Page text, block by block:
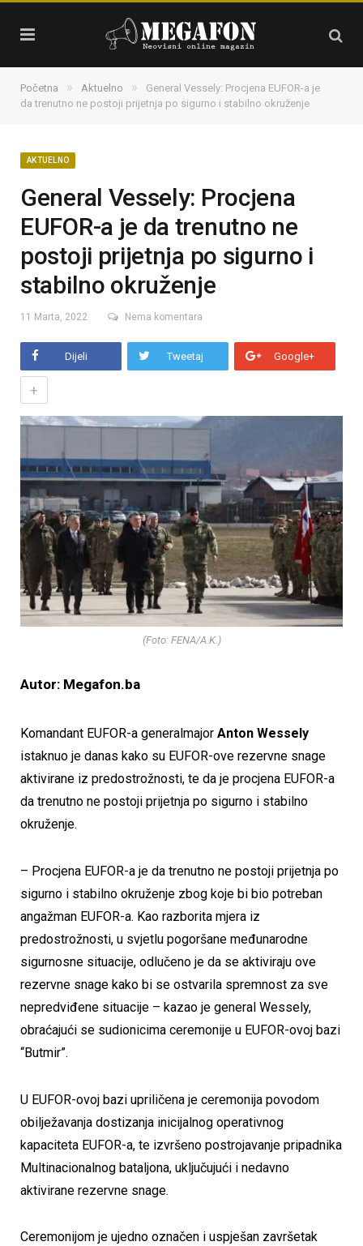
Početna » Aktuelno »
General Vessely: Procjena EUFOR-a je
da trenutno ne postoji prijetnja po sigurno i stabilno okruženje
AKTUELNO
General Vessely: Procjena
EUFOR-a je da trenutno ne
postoji prijetnja po sigurno i
stabilno okruženje
11 Marta, 2022 Nema komentara
Dijeli Tweetaj Google+
+
(Foto: FENA/A.K.)
Autor: Megafon.ba
Komandant EUFOR-a generalmajor Anton Wessely
istaknuo je danas kako su EUFOR-ove rezervne snage
aktivirane iz predostrožnosti, te da je procjena EUFOR-a
da trenutno ne postoji prijetnja po sigurno i stabilno
okruženje.
– Procjena EUFOR-a je da trenutno ne postoji prijetnja po
sigurno i stabilno okruženje zbog koje bi bio potreban
angažman EUFOR-a. Kao razborita mjera iz
predostrožnosti, u svjetlu pogoršane međunarodne
sigurnosne situacije, odlučeno je da se aktiviraju ove
rezervne snage kako bi se ostvarila spremnost za sve
nepredviđene situacije – kazao je general Wessely,
obraćajući se sudionicima ceremonije u EUFOR-ovoj bazi
“Butmir”.
U EUFOR-ovoj bazi upriličena je ceremonija povodom
obilježavanja dostizanja inicijalnog operativnog
kapaciteta EUFOR-a, te izvršeno postrojavanje pripadnika
Multinacionalnog bataljona, uključujući i nedavno
aktivirane rezervne snage.
Ceremonijom je ujedno označen i uspješan završetak